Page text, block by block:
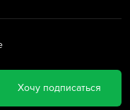
Хочу подписаться